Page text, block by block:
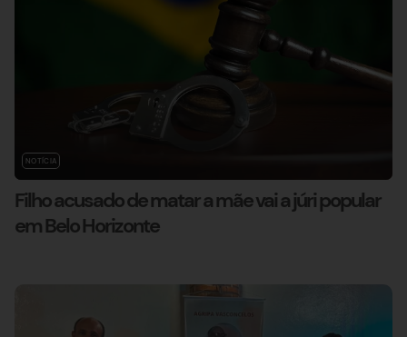
NOTÍCIA
Filho acusado de matar a mãe vai a júri popular
em Belo Horizonte